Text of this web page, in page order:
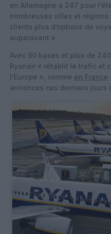
en Allemagne à 247 pour
nombreuses villes et régions
clients plus d’options de
auparavant ».
Avec 90 bases et plus de
Ryanair « rétablit le trafic et
l’Europe », comme en France
annonces ces derniers jours